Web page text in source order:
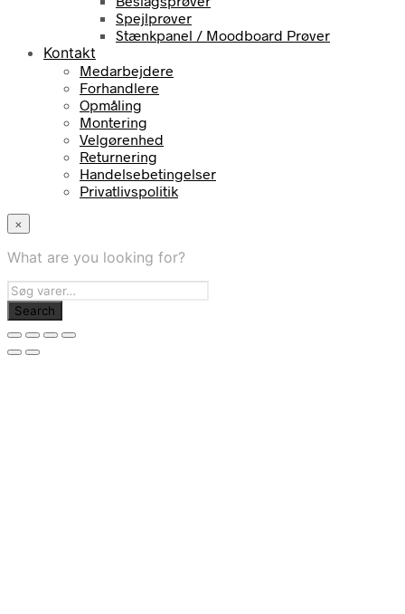
Spejlprøver
Stænkpanel / Moodboard Prøver
Kontakt
Medarbejdere
Forhandlere
Opmåling
Montering
Velgørenhed
Returnering
Handelsebetingelser
Privatlivspolitik
×
What are you looking for?